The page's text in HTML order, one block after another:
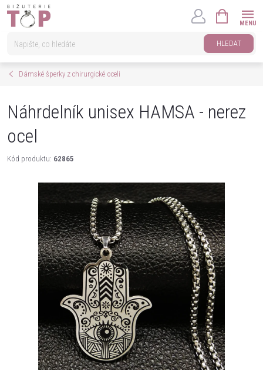
Přejít
HLEDAT
KOŠÍK
Dámské šperky z chirurgické oceli
Náhrdelník unisex HAMSA - nerez
ocel
Kód produktu: 62865